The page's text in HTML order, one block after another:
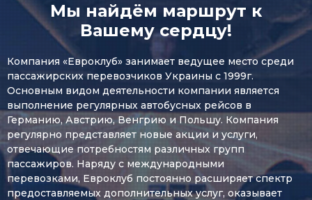
Мы найдём маршрут к
Вашему сердцу!
Компания «Евроклуб» занимает ведущее место среди
пассажирских перевозчиков Украины с 1999г.
Основным видом деятельности компании является
выполнение регулярных автобусных рейсов в
Германию, Австрию, Венгрию и Польшу. Компания
регулярно представляет новые акции и услуги,
отвечающие потребностям различных групп
пассажиров. Наряду с международными
перевозками, Евроклуб постоянно расширяет спектр
предоставляемых дополнительных услуг, оказывает